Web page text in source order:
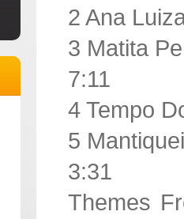
2 Ana
3 Matita
7:11
4 Tempo
5
3:31
Themes